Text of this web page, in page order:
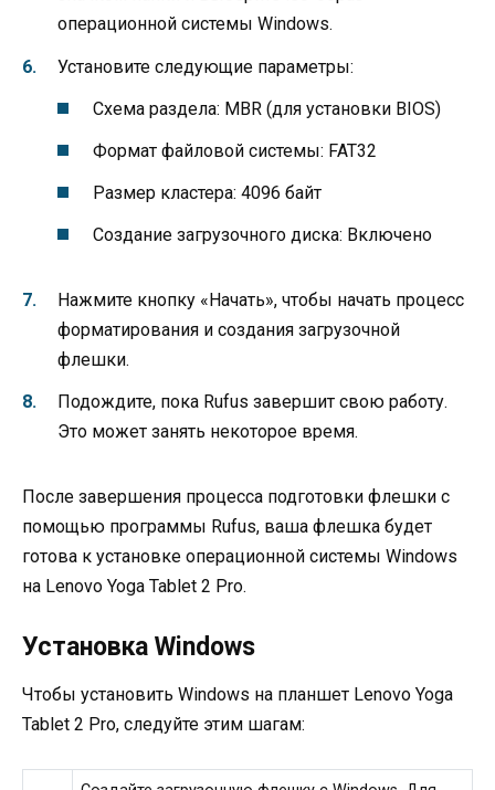
операционной системы Windows.
Установите следующие параметры:
Схема раздела: MBR (для установки BIOS)
Формат файловой системы: FAT32
Размер кластера: 4096 байт
Создание загрузочного диска: Включено
Нажмите кнопку «Начать», чтобы начать процесс
форматирования и создания загрузочной
флешки.
Подождите, пока Rufus завершит свою работу.
Это может занять некоторое время.
После завершения процесса подготовки флешки с
помощью программы Rufus, ваша флешка будет
готова к установке операционной системы Windows
на Lenovo Yoga Tablet 2 Pro.
Установка Windows
Чтобы установить Windows на планшет Lenovo Yoga
Tablet 2 Pro, следуйте этим шагам: